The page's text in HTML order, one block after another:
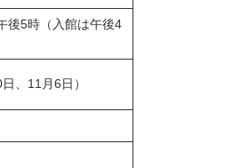
後5時（入館は午後4
、11月6日）